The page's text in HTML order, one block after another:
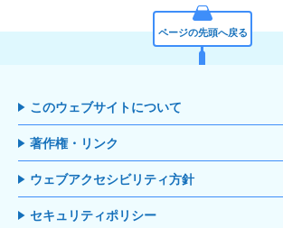
ページの先頭へ戻る
このウェブサイトについて
著作権・リンク
ウェブアクセシビリティ方針
セキュリティポリシー